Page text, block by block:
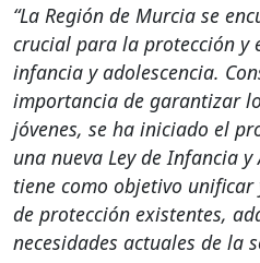
“La Región de Murcia se
crucial para la protección y
infancia y adolescencia.
importancia de garantizar
jóvenes, se ha iniciado el
una nueva Ley de Infancia y
tiene como objetivo
de protección existentes,
necesidades actuales de la